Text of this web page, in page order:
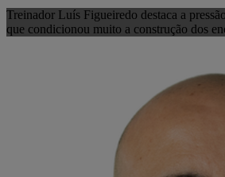
Treinador Luís Figueiredo destaca a
que condicionou muito a construção dos